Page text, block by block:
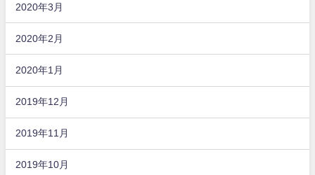
2020年3月
2020年2月
2020年1月
2019年12月
2019年11月
2019年10月